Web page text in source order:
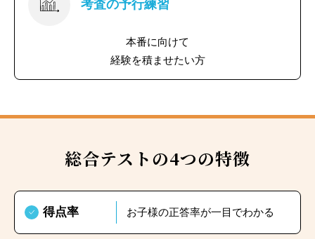
考査の予行練習
本番に向けて
経験を積ませたい方
総合テストの4つの特徴
得点率 お子様の正答率が一目でわかる